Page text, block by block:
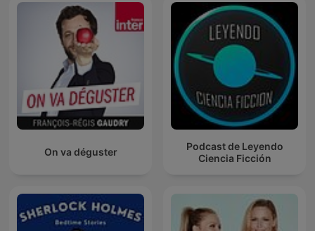
On va déguster
Podcast de Leyendo
Ciencia Ficción